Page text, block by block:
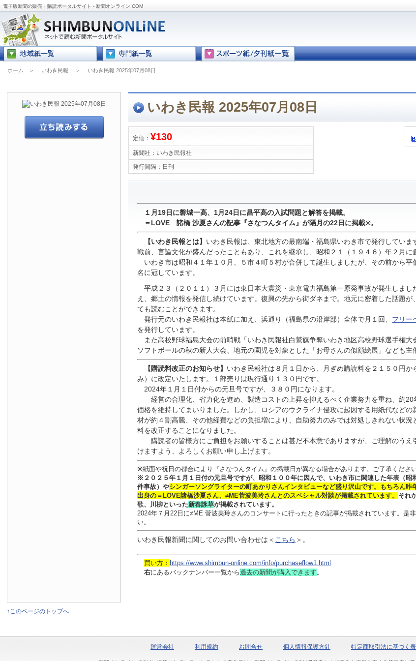
電子版新聞の販売・購読ポータルサイト - 新聞オンライン.COM
ホーム ＞ いわき民報 ＞ いわき民報 2025年07月08日
いわき民報 2025年07月08日
定価： ¥130
新聞社： いわき民報社
発行間隔： 日刊
１月19日に磐城一高、1月24日に昌平高の入試問題と解答を掲載。
＝LOVE 諸橋 沙夏さんの記事『さなつんタイム』が隔月の22日に掲載※。
【いわき民報とは】 いわき民報は、東北地方の最南端・福島県いわき市で発行していま
戦前、言論文化が盛んだったこともあり、これを継承し、昭和２１（１９４６）年２月に
いわき市は昭和４１年１０月、５市４町５村が合併して誕生しましたが、その前から平
名に冠しています。
平成２３（２０１１）３月には東日本大震災・東京電力福島第一原発事故が発生しまし
え、郷土の情報を発信し続けています。復興の先から街ダネまで。地元に密着した話題が
ても読むことができます。
発行元のいわき民報社は本紙に加え、浜通り（福島県の沿岸部）全体で月１回、 フリー
を発行しています。
また高校野球福島大会の前哨戦「いわき民報社白鷲旗争奪いわき地区高校野球選手権大
ソフトボールの秋の新人大会、地元の園児を対象とした「お母さんの似顔絵展」なども主
【購読料改正のお知らせ】 いわき民報社は８月１日から、月ぎめ購読料を２１５０円か
み）に改定いたします。１部売りは現行通り１３０円です。
2024年１月１日付からの元旦号ですが、３８０円になります。
経営の合理化、省力化を進め、製造コストの上昇を抑えるべく企業努力を重ね、約20
価格を維持してまいりました。しかし、ロシアのウクライナ侵攻に起因する用紙代などの
材が約４割高騰、その他経費などの負担増により、自助努力のみでは対処しきれない状況
料を改正することになりました。
購読者の皆様方にご負担をお願いすることは甚だ不本意でありますが、ご理解のうえ
けますよう、よろしくお願い申し上げます。
※紙面や祝日の都合により『さなつんタイム』の掲載日が異なる場合があります。ご了承ください
※ ２０２５年１月 １日 付の元旦号ですが、昭和１００年に因んで、いわき市に関連した年表（昭
件事故）やシンガーソングライターの町あかりさんインタビューなど盛り沢山です。
もちろん昨
出身の ＝LOVE諸橋沙夏さん、≠ME菅波美玲さんとのスペシャル対談が掲載されています。 それ
歌、川柳といった新春詠草が掲載されています。
2024年７月22日に≠ME 菅波美玲さんのコンサートに行ったときの記事が掲載されています。是
い。
いわき民報新聞に関してのお問い合わせは ＜ こちら ＞。
買い方： https://www.shimbun-online.com/info/purchaseflow1.html
右にあるバックナンバー一覧から過去の新聞が購入できます。
↑このページのトップへ
運営会社 利用規約 お問合せ 個人情報保護方針 特定商取引法に基づく